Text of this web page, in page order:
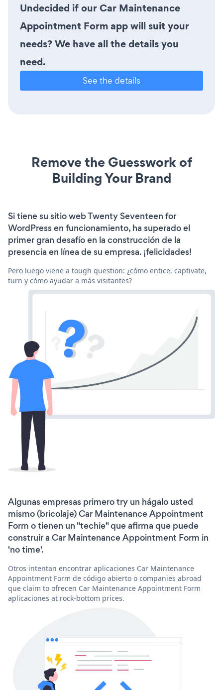
Undecided if our Car Maintenance
Appointment Form app will suit your
needs? We have all the details you
need.
See the details
Remove the Guesswork of
Building Your Brand
Si tiene su sitio web Twenty Seventeen for
WordPress en funcionamiento, ha superado el
primer gran desafío en la construcción de la
presencia en línea de su empresa. ¡felicidades!
Pero luego viene a tough question: ¿cómo entice, captivate,
turn y cómo ayudar a más visitantes?
Algunas empresas primero try un hágalo usted
mismo (bricolaje) Car Maintenance Appointment
Form o tienen un "techie" que afirma que puede
construir a Car Maintenance Appointment Form in
'no time'.
Otros intentan encontrar aplicaciones Car Maintenance
Appointment Form de código abierto o companies abroad
que claim to ofrecen Car Maintenance Appointment Form
aplicaciones at rock-bottom prices.